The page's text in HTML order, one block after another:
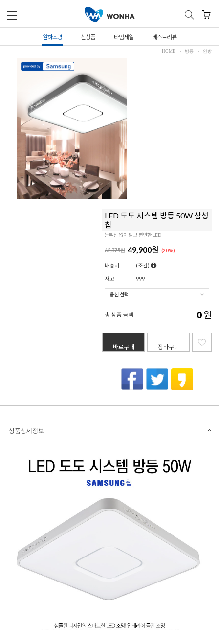
원하조명 신상품 타임세일 베스트리뷰
HOME 방등 안방
LED 도도 시스템 방등 50W 삼성
칩
눈부신 없이 밝고 편안한 LED
62,375원 49,900원 (20%)
배송비 (조건)
재고 999
총 상품 금액 0원
바로구매 장바구니
상품상세정보